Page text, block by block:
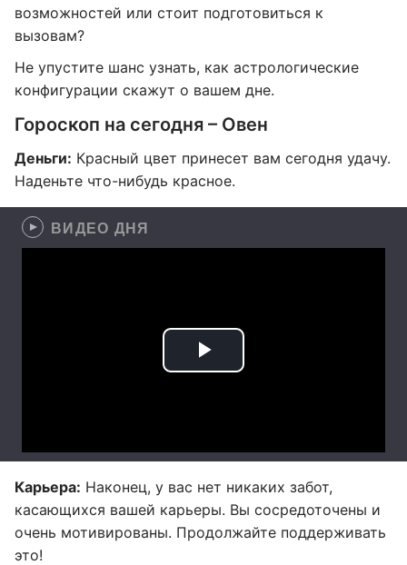
возможностей или стоит подготовиться к
вызовам?
Не упустите шанс узнать, как астрологические
конфигурации скажут о вашем дне.
Гороскоп на сегодня – Овен
Деньги: Красный цвет принесет вам сегодня удачу.
Наденьте что-нибудь красное.
ВИДЕО ДНЯ
Карьера: Наконец, у вас нет никаких забот,
касающихся вашей карьеры. Вы сосредоточены и
очень мотивированы. Продолжайте поддерживать
это!